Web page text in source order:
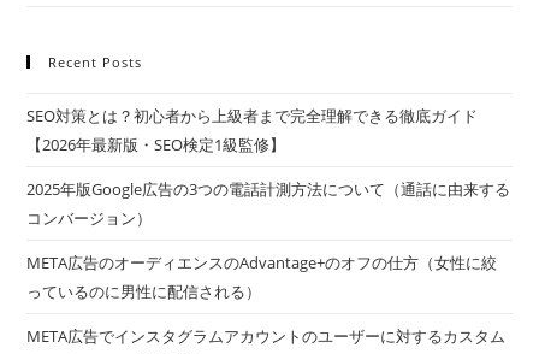
Recent Posts
SEO対策とは？初心者から上級者まで完全理解できる徹底ガイド
【2026年最新版・SEO検定1級監修】
2025年版Google広告の3つの電話計測方法について（通話に由来する
コンバージョン）
META広告のオーディエンスのAdvantage+のオフの仕方（女性に絞
っているのに男性に配信される）
META広告でインスタグラムアカウントのユーザーに対するカスタム